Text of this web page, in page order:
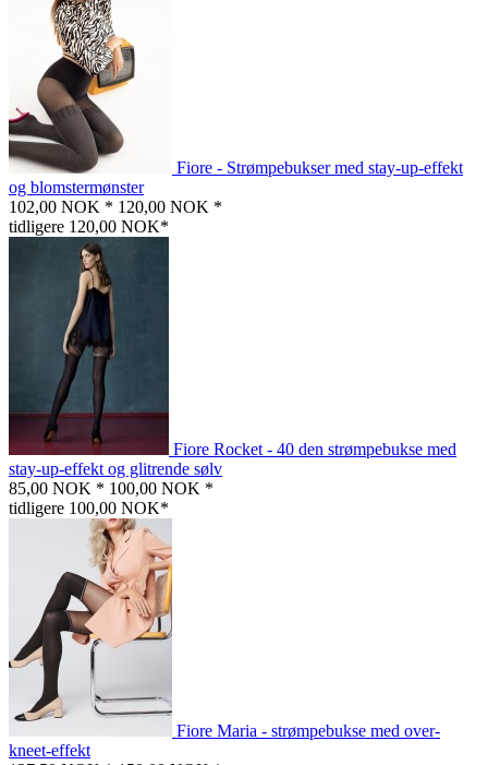
Fiore - Strømpebukser med stay-up-effekt
og blomstermønster
102,00 NOK * 120,00 NOK *
tidligere 120,00 NOK*
Fiore Rocket - 40 den strømpebukse med
stay-up-effekt og glitrende sølv
85,00 NOK * 100,00 NOK *
tidligere 100,00 NOK*
Fiore Maria - strømpebukse med over-
kneet-effekt